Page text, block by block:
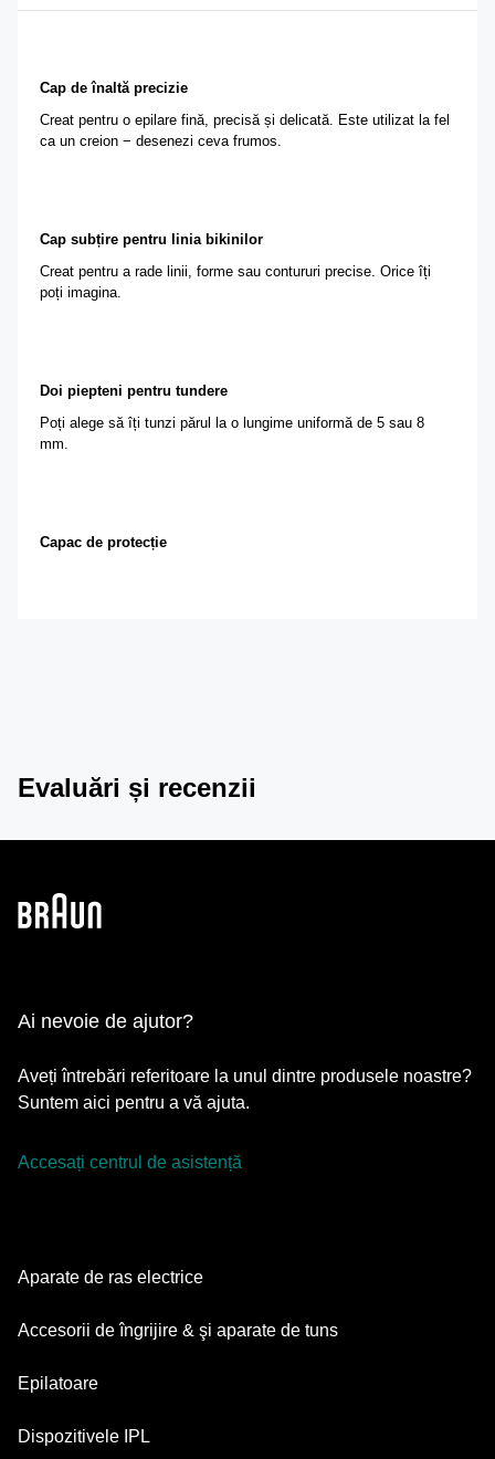
Cap de înaltă precizie
Creat pentru o epilare fină, precisă și delicată. Este utilizat la fel
ca un creion − desenezi ceva frumos.
Cap subțire pentru linia bikinilor
Creat pentru a rade linii, forme sau contururi precise. Orice îți
poți imagina.
Doi piepteni pentru tundere
Poți alege să îți tunzi părul la o lungime uniformă de 5 sau 8
mm.
Capac de protecție
Evaluări și recenzii
Ai nevoie de ajutor?
Aveți întrebări referitoare la unul dintre produsele noastre?
Suntem aici pentru a vă ajuta.
Accesați centrul de asistență
Aparate de ras electrice
Series 9 Pro
Series 3
Accesorii de îngrijire & şi aparate de tuns
Aparate de tuns barba
Epilatoare
Silk·épil SkinSpa
Dispozitivele IPL